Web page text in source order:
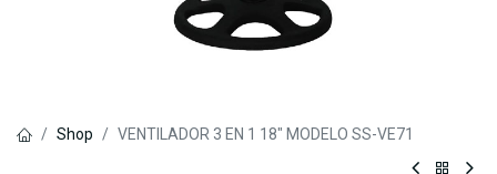
Shop VENTILADOR 3 EN 1 18" MODELO SS-VE71